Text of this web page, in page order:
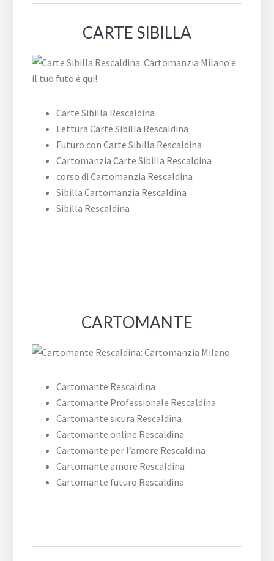
CARTE SIBILLA
Carte Sibilla Rescaldina
Lettura Carte Sibilla Rescaldina
Futuro con Carte Sibilla Rescaldina
Cartomanzia Carte Sibilla Rescaldina
corso di Cartomanzia Rescaldina
Sibilla Cartomanzia Rescaldina
Sibilla Rescaldina
CARTOMANTE
Cartomante Rescaldina
Cartomante Professionale Rescaldina
Cartomante sicura Rescaldina
Cartomante online Rescaldina
Cartomante per l’amore Rescaldina
Cartomante amore Rescaldina
Cartomante futuro Rescaldina